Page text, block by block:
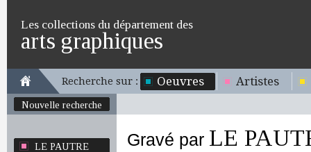
Les collections du département des
arts graphiques
Recherche sur : Oeuvres Artistes
Nouvelle recherche
LE PAUTRE
Gravé par LE